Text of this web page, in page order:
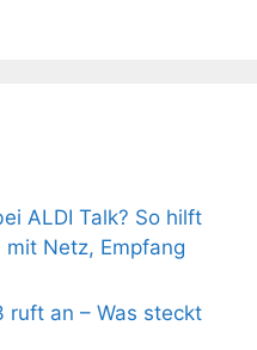
ALDI Talk? So hilft
Netz, Empfang
an – Was steckt